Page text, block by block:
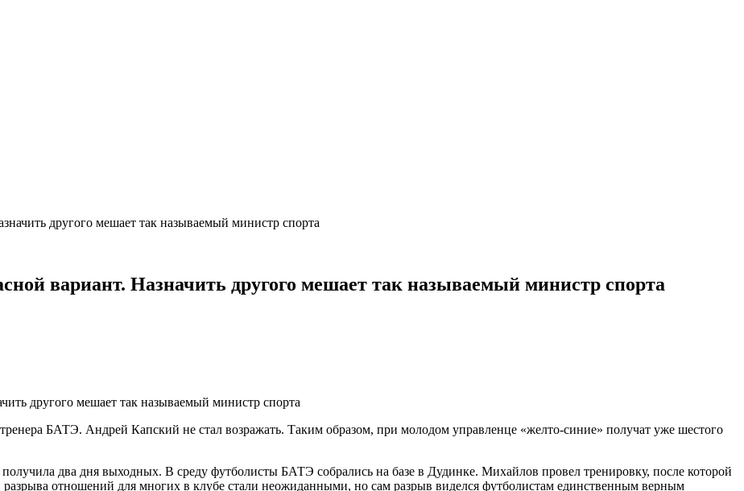
другого мешает так называемый министр спорта
вариант. Назначить другого мешает так называемый министр спорта
БАТЭ. Андрей Капский не стал возражать. Таким образом, при молодом управленце «желто-синие» получат уже шестого
два дня выходных. В среду футболисты БАТЭ собрались на базе в Дудинке. Михайлов провел тренировку, после которой
отношений для многих в клубе стали неожиданными, но сам разрыв виделся футболистам единственным верным